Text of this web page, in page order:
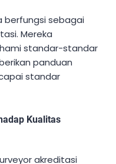
berfungsi sebagai
Mereka
standar-standar
panduan
standar
Kualitas
akreditasi